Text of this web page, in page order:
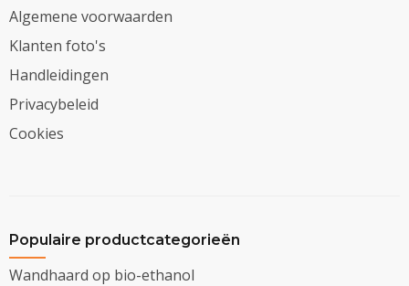
Algemene voorwaarden
Klanten foto's
Handleidingen
Privacybeleid
Cookies
Populaire productcategorieën
Wandhaard op bio-ethanol